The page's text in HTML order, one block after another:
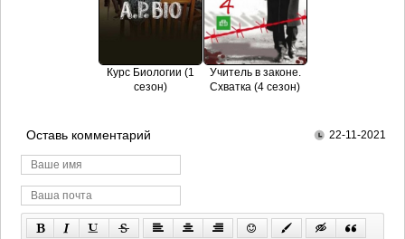
Курс Биологии (1
сезон)
Учитель в законе.
Схватка (4 сезон)
Оставь комментарий 22-11-2021